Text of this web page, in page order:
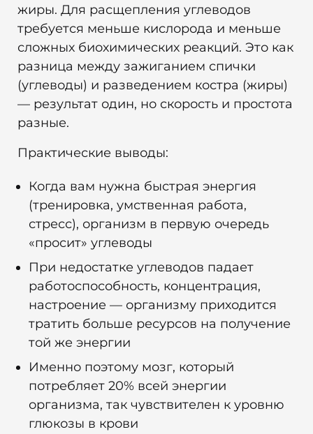
жиры. Для расщепления углеводов
требуется меньше кислорода и меньше
сложных биохимических реакций. Это как
разница между зажиганием спички
(углеводы) и разведением костра (жиры)
— результат один, но скорость и простота
разные.
Практические выводы:
Когда вам нужна быстрая энергия
(тренировка, умственная работа,
стресс), организм в первую очередь
«просит» углеводы
При недостатке углеводов падает
работоспособность, концентрация,
настроение — организму приходится
тратить больше ресурсов на получение
той же энергии
Именно поэтому мозг, который
потребляет 20% всей энергии
организма, так чувствителен к уровню
глюкозы в крови